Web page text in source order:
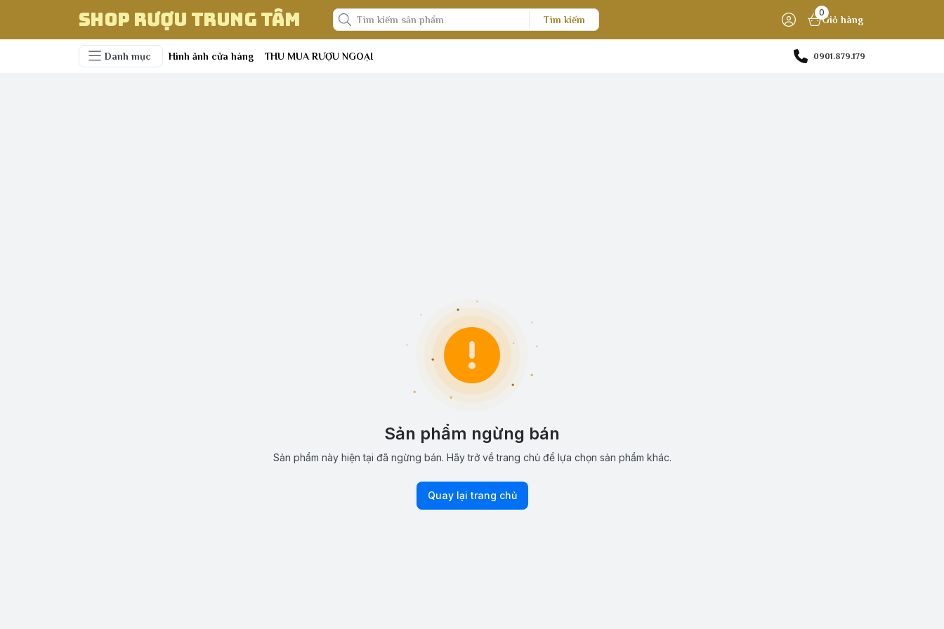
Shop Rượu Trung Tâm Tìm kiếm
0
Giỏ hàng
Danh mục Hình ảnh cửa hàng THU MUA RƯỢU NGOẠI 0901.879.179
Sản phẩm ngừng bán
Sản phẩm này hiện tại đã ngừng bán. Hãy trở về trang chủ để lựa chọn sản phẩm khác.
Quay lại trang chủ